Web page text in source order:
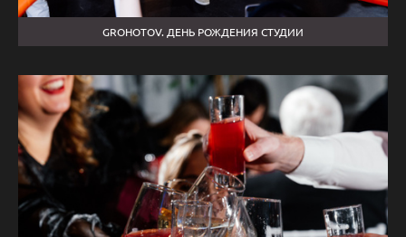
GROHOTOV. ДЕНЬ РОЖДЕНИЯ СТУДИИ